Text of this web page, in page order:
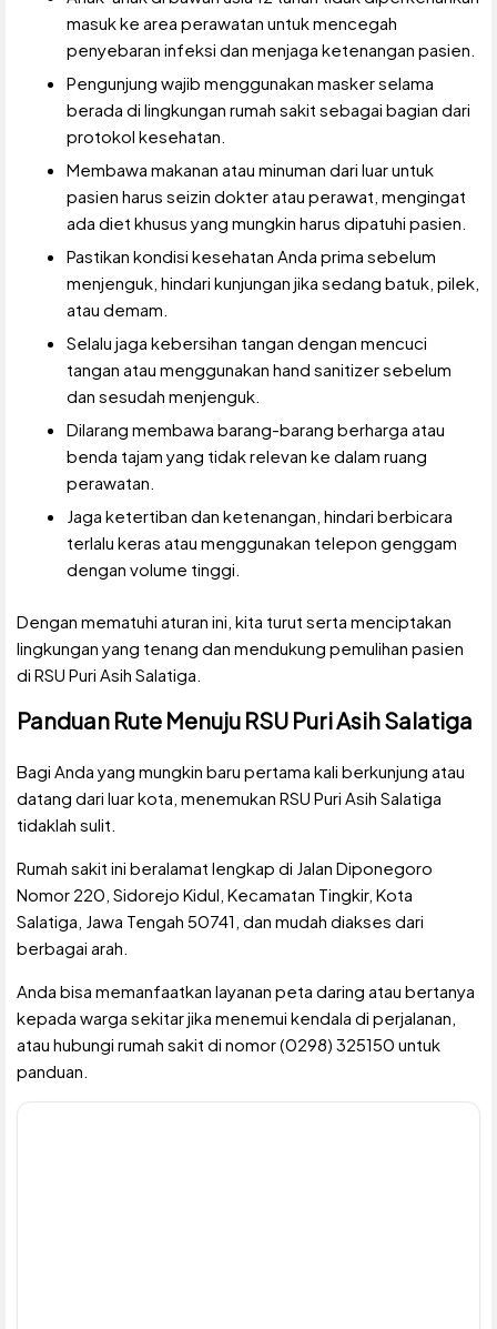
masuk ke area perawatan untuk mencegah
penyebaran infeksi dan menjaga ketenangan pasien.
Pengunjung wajib menggunakan masker selama
berada di lingkungan rumah sakit sebagai bagian dari
protokol kesehatan.
Membawa makanan atau minuman dari luar untuk
pasien harus seizin dokter atau perawat, mengingat
ada diet khusus yang mungkin harus dipatuhi pasien.
Pastikan kondisi kesehatan Anda prima sebelum
menjenguk, hindari kunjungan jika sedang batuk, pilek,
atau demam.
Selalu jaga kebersihan tangan dengan mencuci
tangan atau menggunakan hand sanitizer sebelum
dan sesudah menjenguk.
Dilarang membawa barang-barang berharga atau
benda tajam yang tidak relevan ke dalam ruang
perawatan.
Jaga ketertiban dan ketenangan, hindari berbicara
terlalu keras atau menggunakan telepon genggam
dengan volume tinggi.
Dengan mematuhi aturan ini, kita turut serta menciptakan
lingkungan yang tenang dan mendukung pemulihan pasien
di RSU Puri Asih Salatiga.
Panduan Rute Menuju RSU Puri Asih Salatiga
Bagi Anda yang mungkin baru pertama kali berkunjung atau
datang dari luar kota, menemukan RSU Puri Asih Salatiga
tidaklah sulit.
Rumah sakit ini beralamat lengkap di Jalan Diponegoro
Nomor 220, Sidorejo Kidul, Kecamatan Tingkir, Kota
Salatiga, Jawa Tengah 50741, dan mudah diakses dari
berbagai arah.
Anda bisa memanfaatkan layanan peta daring atau bertanya
kepada warga sekitar jika menemui kendala di perjalanan,
atau hubungi rumah sakit di nomor (0298) 325150 untuk
panduan.